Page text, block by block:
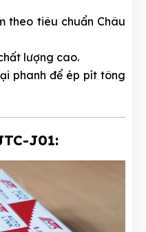
theo tiêu chuẩn Châu
lượng cao.
phanh để ép pít tông
J01: